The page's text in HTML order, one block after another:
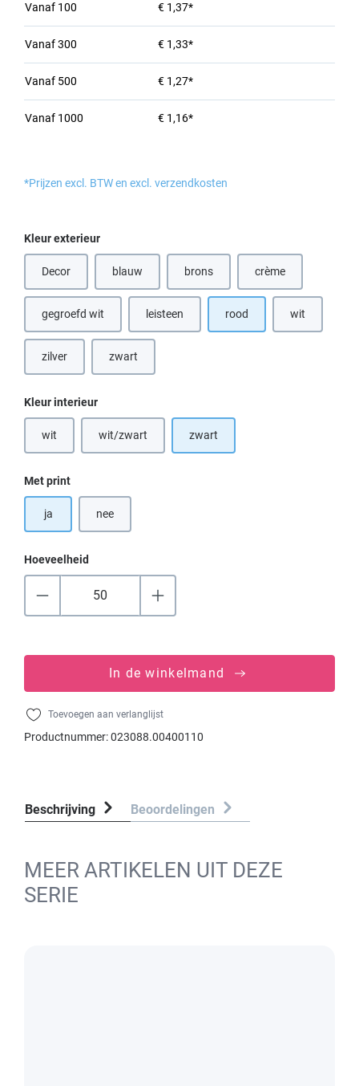
Vanaf 100 € 1,37*
Vanaf300 € 1,33*
Vanaf 500 € 1,27*
Vanaf 1000 € 1,16*
*Prijzen excl. BTW en excl. verzendkosten
Selecteer
Kleur exterieur
Decor blauw(Deze optie is momenteel niet beschikbaar.)
brons
(Deze optie is momenteel niet
crème(Deze optie is
gegroefd wit leisteen rood wit(Deze optie is
zilver zwart
Selecteer
Kleur interieur
wit(Deze optie is momenteel niet beschikbaar.)
wit/zwart(Deze optie is momenteel niet beschikbaar.)
zwart
Selecteer
Met print
ja nee
Hoeveelheid
In de winkelmand
Toevoegen aan verlanglijst
Productnummer:023088.00400110
Beschrijving Beoordelingen
MEER ARTIKELEN UIT DEZE
SERIE